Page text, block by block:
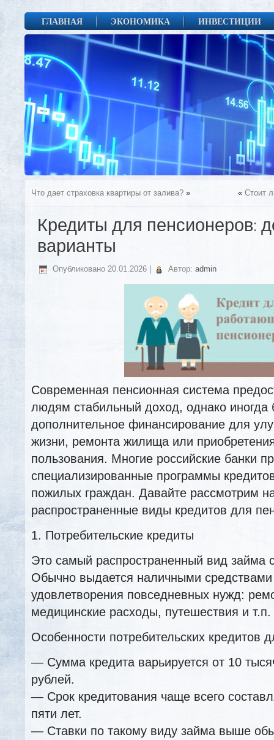
ГЛАВНАЯ ЭКОНОМИКА ИНВЕСТИЦИИ
Что дает страховка квартиры от залива? » « Стоит
Кредиты для пенсионеров:
варианты
Опубликовано 20.01.2026 Автор: admin
Современная пенсионная система
людям стабильный доход, однако иногда
дополнительное финансирование для
жизни, ремонта жилища или
пользования. Многие российские банки
специализированные программы
пожилых граждан. Давайте рассмотрим
распространенные виды кредитов для
1. Потребительские кредиты
Это самый распространенный вид займа
Обычно выдается наличными
удовлетворения повседневных нужд:
медицинские расходы, путешествия и т.п.
Особенности потребительских кредитов
— Сумма кредита варьируется от 10
рублей.
— Срок кредитования чаще всего
пяти лет.
— Ставки по такому виду займа выше